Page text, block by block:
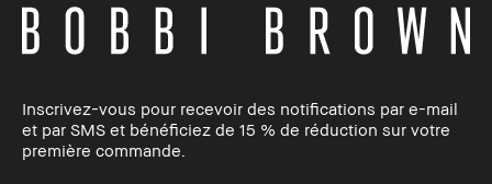
Inscrivez-vous pour recevoir des notifications par e-mail
et par SMS et bénéficiez de 15 % de réduction sur votre
première commande.